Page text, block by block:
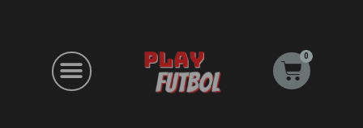
0
Carrito